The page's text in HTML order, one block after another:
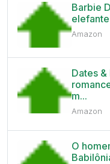
Barbie
Amazon
Dates &
m...
Amazon
O